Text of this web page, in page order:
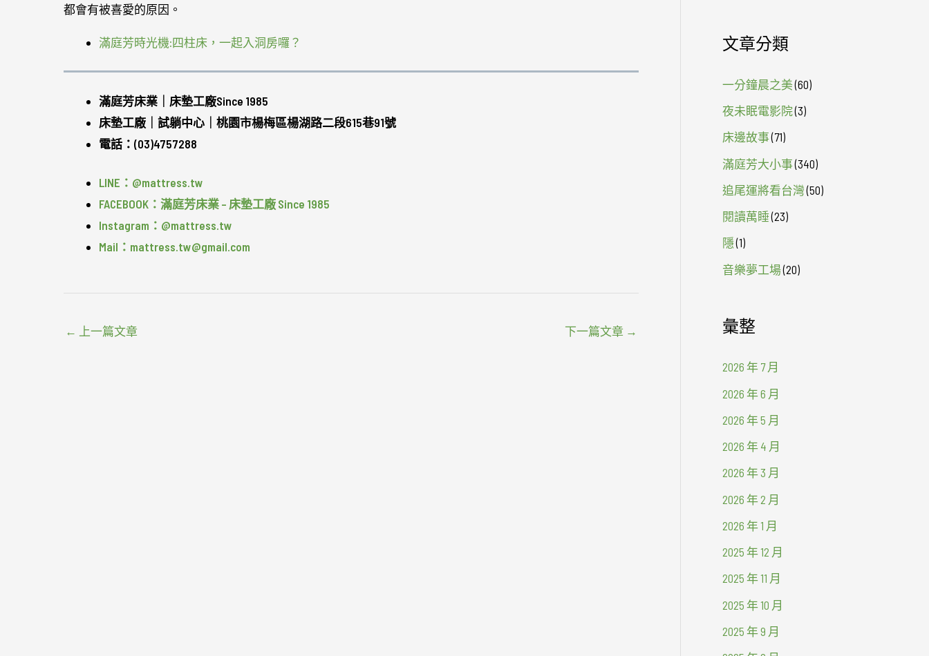
都會有被喜愛的原因。
滿庭芳時光機:四柱床，一起入洞房囉？
滿庭芳床業｜床墊工廠Since 1985
床墊工廠｜試躺中心｜桃園市楊梅區楊湖路二段615巷91號
電話：(03)4757288
LINE：@mattress.tw
FACEBOOK：滿庭芳床業 – 床墊工廠 Since 1985
Instagram：@mattress.tw
Mail：mattress.tw@gmail.com
← 上一篇文章 下一篇文章 →
文章分類
一分鐘晨之美(60)
夜未眠電影院(3)
床邊故事(71)
滿庭芳大小事(340)
追尾運將看台灣(50)
閱讀萬睡(23)
隱(1)
音樂夢工場(20)
彙整
2026 年 7 月
2026 年 6 月
2026 年 5 月
2026 年 4 月
2026 年 3 月
2026 年 2 月
2026 年 1 月
2025 年 12 月
2025 年 11 月
2025 年 10 月
2025 年 9 月